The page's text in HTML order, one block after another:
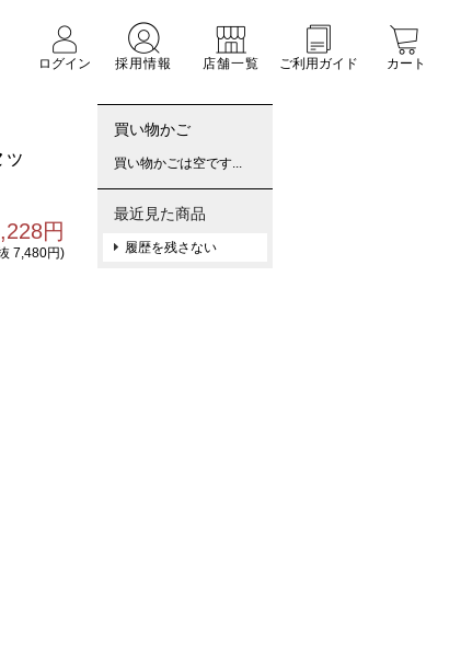
ログイン
採用情報 店舗一覧 ご利用ガイド カート
円
7,480円)
買い物かご
買い物かごは空です...
最近見た商品
履歴を残さない